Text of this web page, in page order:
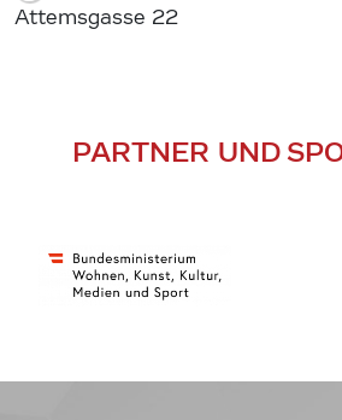
Attemsgasse 22
PARTNER UND